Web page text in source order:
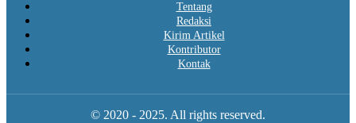
Tentang
Redaksi
Kirim Artikel
Kontributor
Kontak
© 2020 - 2025. All rights reserved.